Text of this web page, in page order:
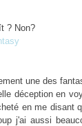
? Non?
une des
déception en
en me disant
j'ai aussi